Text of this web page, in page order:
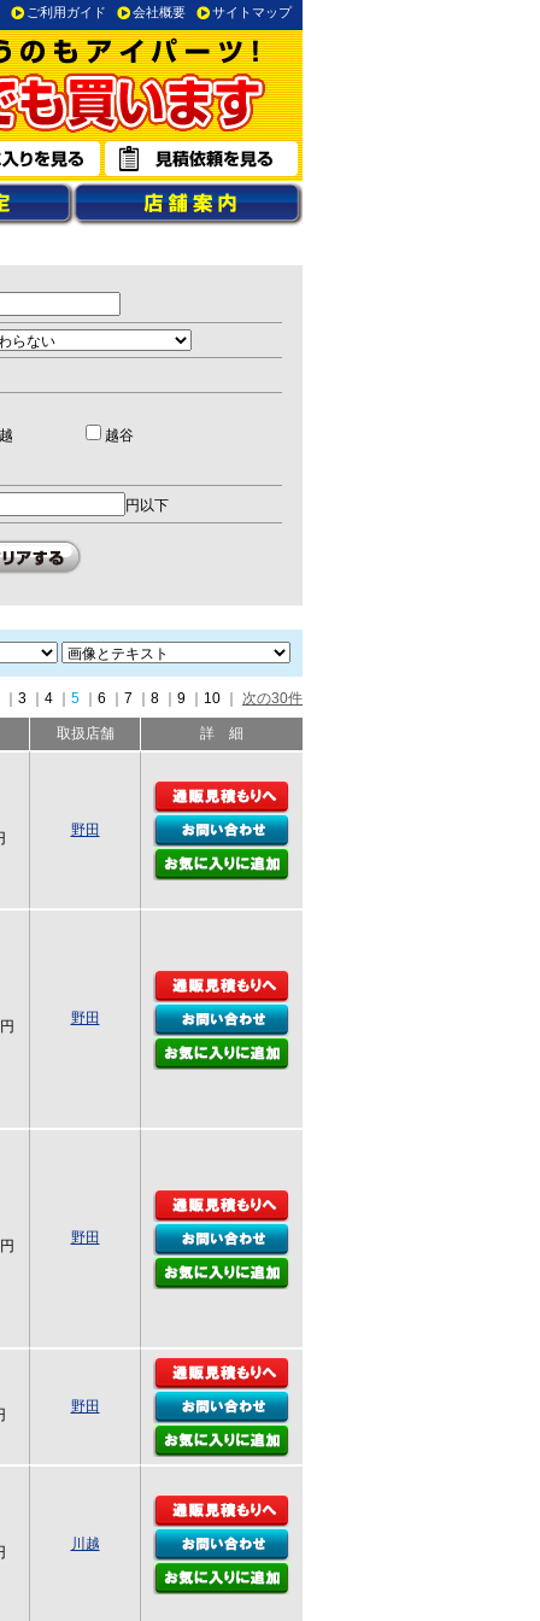
ご利用ガイド 会社概要 サイトマップ
越谷
円以下
3 4 5 6 7 8 9 10 次の30件
取扱店舗 詳 細
野田
野田
野田
野田
川越